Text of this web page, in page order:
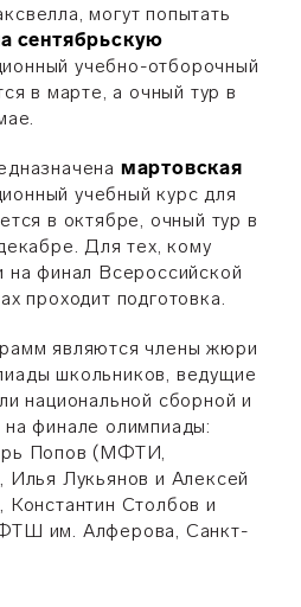
могут попытать
сентябрьскую
учебно-отборочный
в марте, а очный тур в
мартовская
учебный курс для
в октябре, очный тур в
Для тех, кому
на финал Всероссийской
проходит подготовка.
являются члены жюри
школьников, ведущие
национальной сборной и
финале олимпиады:
Попов (МФТИ,
Илья Лукьянов и Алексей
Столбов и
им. Алферова, Санкт-